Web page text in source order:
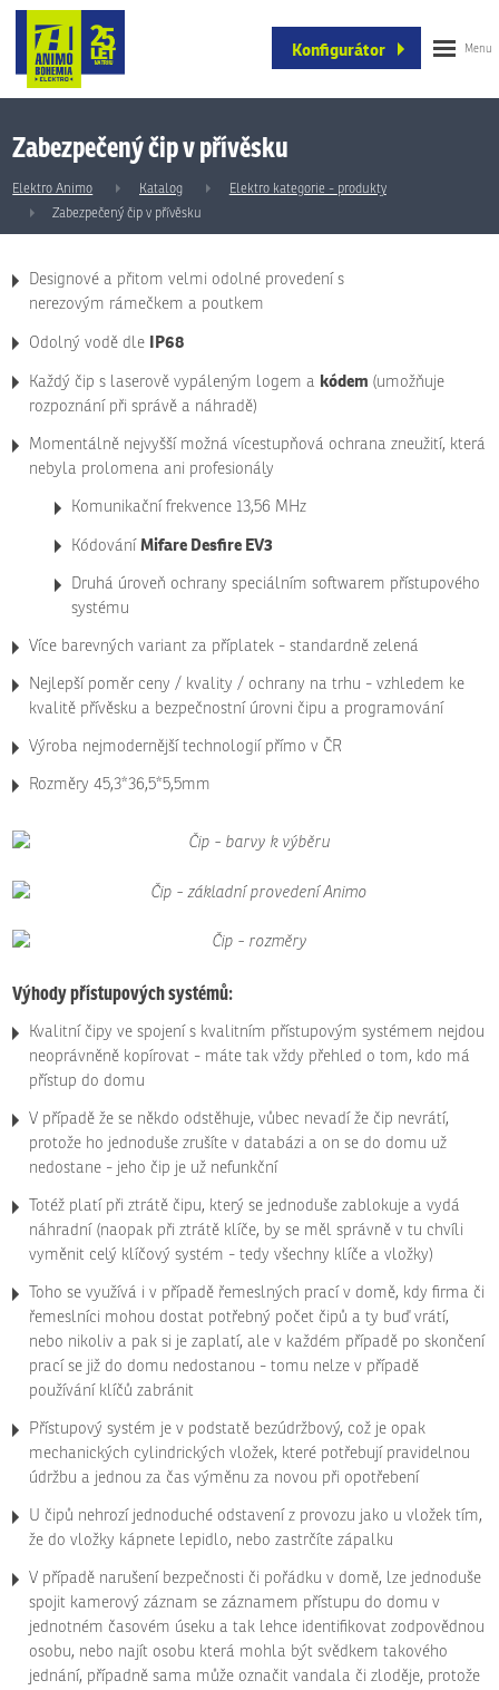
Konfigurátor
Zabezpečený čip v přívěsku
Elektro Animo Katalog
Elektro kategorie - produkty
Zabezpečený čip v přívěsku
Designové a přitom velmi odolné provedení s
nerezovým rámečkem a poutkem
Odolný vodě dle IP68
Každý čip s laserově vypáleným logem a kódem (umožňuje
rozpoznání při správě a náhradě)
Momentálně nejvyšší možná vícestupňová ochrana zneužití, která
nebyla prolomena ani profesionály
Komunikační frekvence 13,56 MHz
KódováníMifare Desfire EV3
Druhá úroveň ochrany speciálním softwarem přístupového
systému
Více barevných variant za příplatek - standardně zelená
Nejlepší poměr ceny / kvality / ochrany na trhu - vzhledem ke
kvalitě přívěsku a bezpečnostní úrovni čipu a programování
Výroba nejmodernější technologií přímo v ČR
Rozměry 45,3*36,5*5,5mm
Výhody přístupových systémů:
Kvalitní čipy ve spojení s kvalitním přístupovým systémem nejdou
neoprávněně kopírovat - máte tak vždy přehled o tom, kdo má
přístup do domu
V případě že se někdo odstěhuje, vůbec nevadí že čip nevrátí,
protože ho jednoduše zrušíte v databázi a on se do domu už
nedostane - jeho čip je už nefunkční
Totéž platí při ztrátě čipu, který se jednoduše zablokuje a vydá
náhradní (naopak při ztrátě klíče, by se měl správně v tu chvíli
vyměnit celý klíčový systém - tedy všechny klíče a vložky)
Toho se využívá i v případě řemeslných prací v domě, kdy firma či
řemeslníci mohou dostat potřebný počet čipů a ty buď vrátí,
nebo nikoliv a pak si je zaplatí, ale v každém případě po skončení
prací se již do domu nedostanou - tomu nelze v případě
používání klíčů zabránit
Přístupový systém je v podstatě bezúdržbový, což je opak
mechanických cylindrických vložek, které potřebují pravidelnou
údržbu a jednou za čas výměnu za novou při opotřebení
U čipů nehrozí jednoduché odstavení z provozu jako u vložek tím,
že do vložky kápnete lepidlo, nebo zastrčíte zápalku
V případě narušení bezpečnosti či pořádku v domě, lze jednoduše
spojit kamerový záznam se záznamem přístupu do domu v
jednotném časovém úseku a tak lehce identifikovat zodpovědnou
osobu, nebo najít osobu která mohla být svědkem takového
jednání, případně sama může označit vandala či zloděje, protože